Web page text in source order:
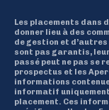
Les placements dans
donner lieu à des
de gestion et
sont pas garantis,
passé peut ne pas se
prospectus et les
informations
informatif
placement. Ces